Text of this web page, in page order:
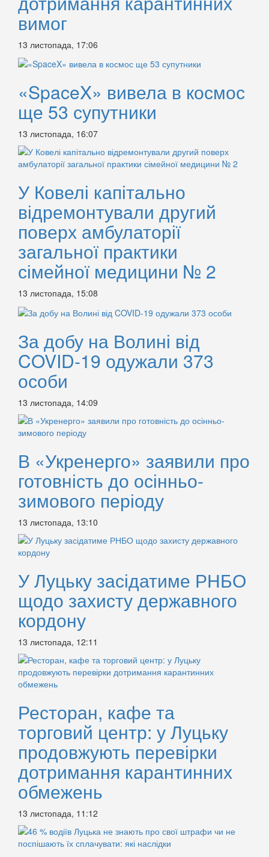
вимог
13 листопада, 17:06
«SpaceX» вивела в космос
ще 53 супутники
13 листопада, 16:07
У Ковелі капітально
відремонтували другий
поверх амбулаторії
загальної практики
сімейної медицини № 2
13 листопада, 15:08
За добу на Волині від
COVID-19 одужали 373
особи
13 листопада, 14:09
В «Укренерго» заявили про
готовність до осінньо-
зимового періоду
13 листопада, 13:10
У Луцьку засідатиме РНБО
щодо захисту державного
кордону
13 листопада, 12:11
Ресторан, кафе та
торговий центр: у Луцьку
продовжують перевірки
дотримання карантинних
обмежень
13 листопада, 11:12